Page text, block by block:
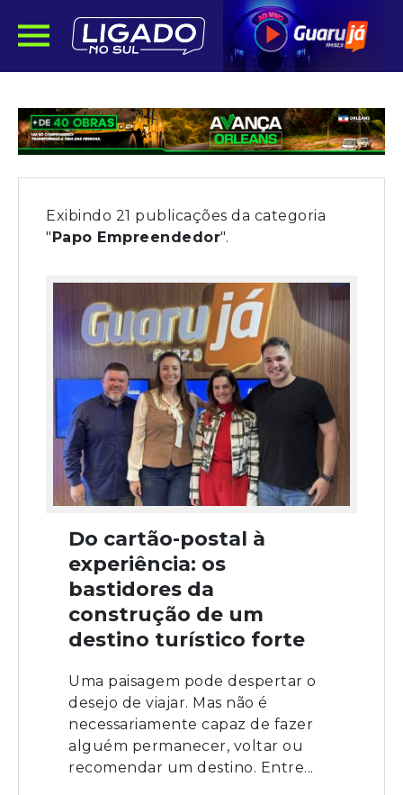
Exibindo 21 publicações da categoria
"Papo Empreendedor".
Do cartão-postal à
experiência: os
bastidores da
construção de um
destino turístico forte
Uma paisagem pode despertar o
desejo de viajar. Mas não é
necessariamente capaz de fazer
alguém permanecer, voltar ou
recomendar um destino. Entre...